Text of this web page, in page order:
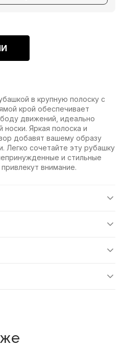
в крупную полоску с
крой обеспечивает
движений, идеально
Яркая полоска и
добавят вашему образу
Легко сочетайте эту рубашку
и стильные
внимание.